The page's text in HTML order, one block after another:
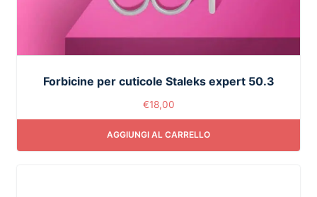
Forbicine per cuticole Staleks expert 50.3
€18,00
AGGIUNGI AL CARRELLO